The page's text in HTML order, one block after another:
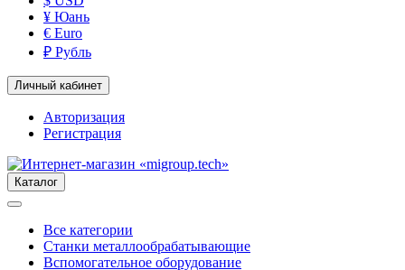
¥ Юань
€ Euro
₽ Рубль
Личный кабинет
Авторизация
Регистрация
Каталог
Все категории
Станки металлообрабатывающие
Вспомогательное оборудование